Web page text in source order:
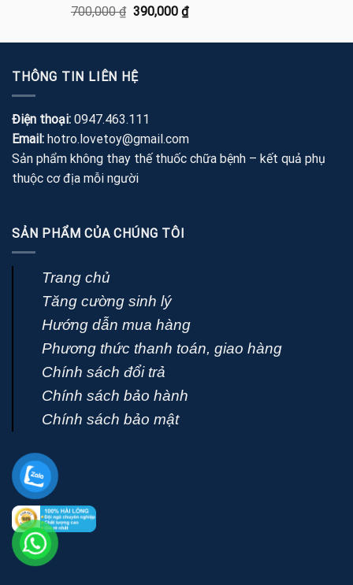
Được xếp
hạng
5.00
700,000₫ Giá
là:
390,000 ₫Giá
tại
THÔNG TIN LIÊN HỆ
Điện thoại: 0947.463.111
Email: hotro.lovetoy@gmail.com
Sản phẩm không thay thế thuốc chữa bệnh – kết quả phụ
thuộc cơ địa mỗi người
SẢN PHẨM CỦA CHÚNG TÔI
Trang chủ
Tăng cường sinh lý
Hướng dẫn mua hàng
Phương thức thanh toán, giao hàng
Chính sách đổi trả
Chính sách bảo hành
Chính sách bảo mật